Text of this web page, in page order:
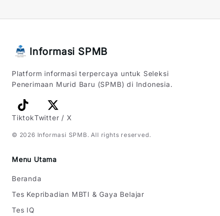
Informasi SPMB
Platform informasi terpercaya untuk Seleksi
Penerimaan Murid Baru (SPMB) di Indonesia.
TiktokTwitter / X
© 2026 Informasi SPMB . All rights reserved.
Menu Utama
Beranda
Tes Kepribadian MBTI & Gaya Belajar
Tes IQ